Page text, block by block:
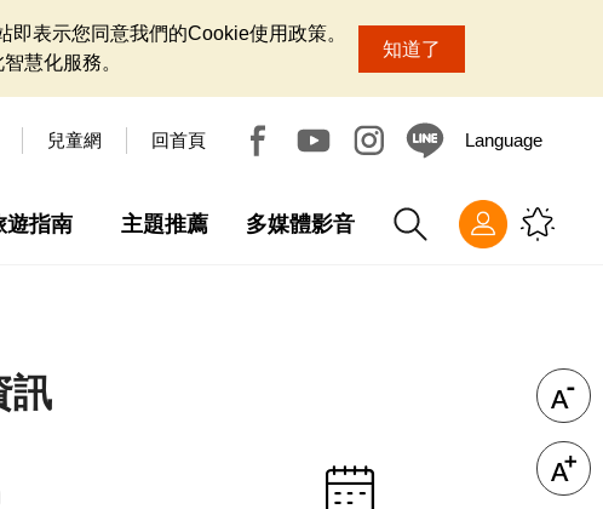
表示您同意我們的Cookie使用政策。
慧化服務。
知道了
兒童網 回首頁 Language
遊指南 主題推薦 多媒體影音
訊